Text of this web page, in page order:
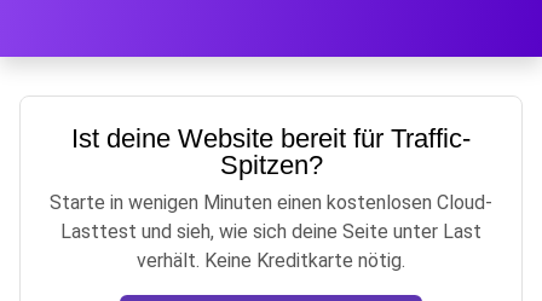
Ist deine Website bereit für Traffic-
Spitzen?
Starte in wenigen Minuten einen kostenlosen Cloud-
Lasttest und sieh, wie sich deine Seite unter Last
verhält. Keine Kreditkarte nötig.